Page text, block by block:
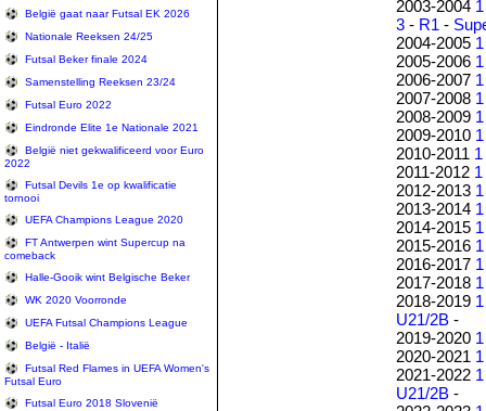
België gaat naar Futsal EK 2026
Nationale Reeksen 24/25
Futsal Beker finale 2024
Samenstelling Reeksen 23/24
Futsal Euro 2022
Eindronde Elite 1e Nationale 2021
België niet gekwalificeerd voor Euro
2022
Futsal Devils 1e op kwalificatie
tornooi
UEFA Champions League 2020
FT Antwerpen wint Supercup na
comeback
Halle-Gooik wint Belgische Beker
WK 2020 Voorronde
UEFA Futsal Champions League
België - Italië
Futsal Red Flames in UEFA Women's
Futsal Euro
Futsal Euro 2018 Slovenië
2003-2004 1
3 - R1 -
2004-2005 1
2005-2006 1
2006-2007 1
2007-2008 1
2008-2009 1
2009-2010 1
2010-2011 1
2011-2012 1
2012-2013 1
2013-2014 1
2014-2015 1
2015-2016 1
2016-2017 1
2017-2018 1
2018-2019 1
U21/2B -
2019-2020 1
2020-2021 1
2021-2022 1
U21/2B -